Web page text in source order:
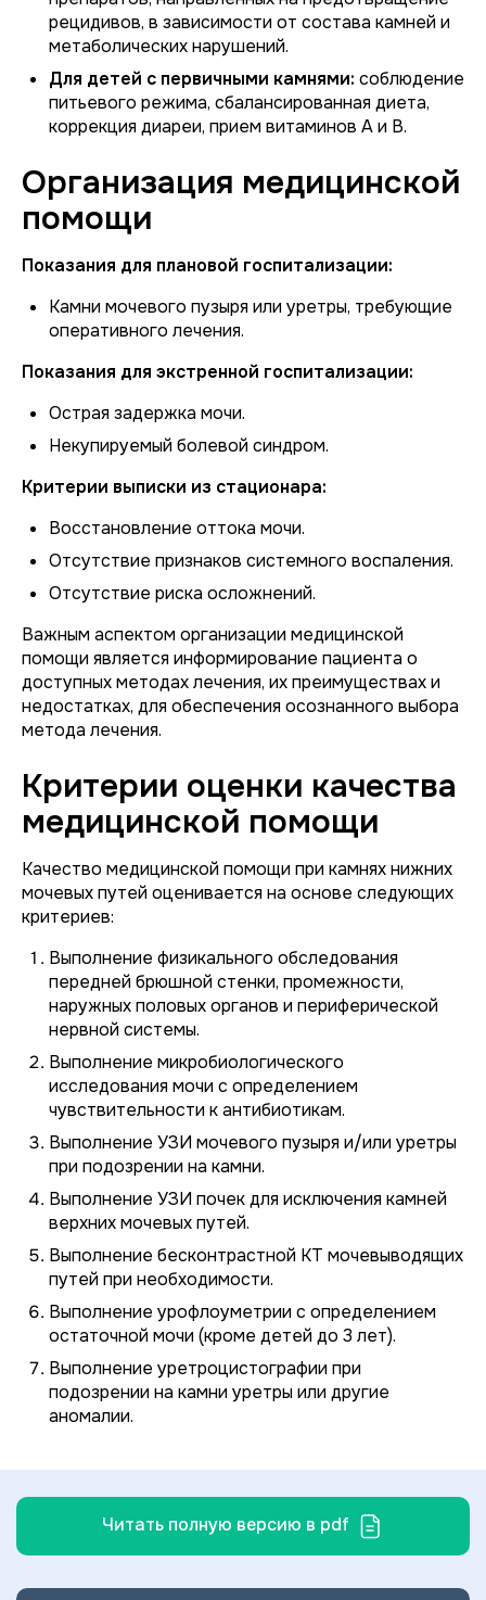
рецидивов, в зависимости от состава камней и
метаболических нарушений.
Для детей с первичными камнями: соблюдение
питьевого режима, сбалансированная диета,
коррекция диареи, прием витаминов A и B.
Организация медицинской
помощи
Показания для плановой госпитализации:
Камни мочевого пузыря или уретры, требующие
оперативного лечения.
Показания для экстренной госпитализации:
Острая задержка мочи.
Некупируемый болевой синдром.
Критерии выписки из стационара:
Восстановление оттока мочи.
Отсутствие признаков системного воспаления.
Отсутствие риска осложнений.
Важным аспектом организации медицинской
помощи является информирование пациента о
доступных методах лечения, их преимуществах и
недостатках, для обеспечения осознанного выбора
метода лечения.
Критерии оценки качества
медицинской помощи
Качество медицинской помощи при камнях нижних
мочевых путей оценивается на основе следующих
критериев:
Выполнение физикального обследования
передней брюшной стенки, промежности,
наружных половых органов и периферической
нервной системы.
Выполнение микробиологического
исследования мочи с определением
чувствительности к антибиотикам.
Выполнение УЗИ мочевого пузыря и/или уретры
при подозрении на камни.
Выполнение УЗИ почек для исключения камней
верхних мочевых путей.
Выполнение бесконтрастной КТ мочевыводящих
путей при необходимости.
Выполнение урофлоуметрии с определением
остаточной мочи (кроме детей до 3 лет).
Выполнение уретроцистографии при
подозрении на камни уретры или другие
аномалии.
Читать полную версию в pdf